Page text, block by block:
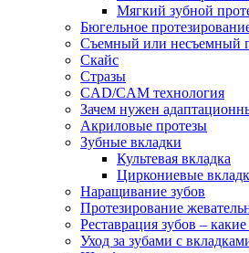
Мягкий зубной
Бюгельное
Съемный или несъемный
Скайс
Стразы
CAD/CAM технология
Зачем нужен
Акриловые протезы
Зубные вкладки
Культевая вкладка
Циркониевые
Наращивание зубов
Протезирование
Реставрация зубов –
Уход за зубами с